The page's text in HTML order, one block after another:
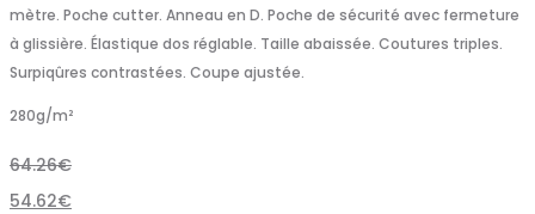
mètre. Poche cutter. Anneau en D. Poche de sécurité avec fermeture
à glissière. Élastique dos réglable. Taille abaissée. Coutures triples.
Surpiqûres contrastées. Coupe ajustée.
280g/m²
64.26€
54.62€